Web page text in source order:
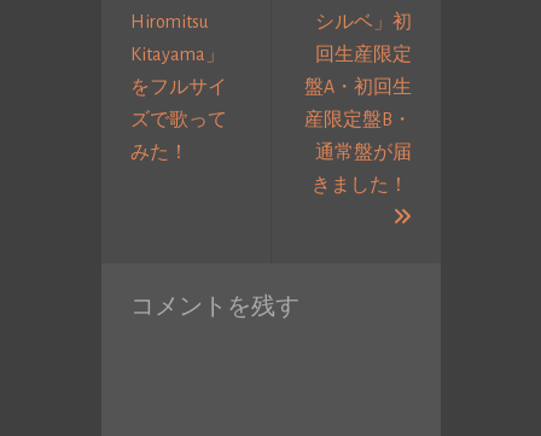
Hiromitsu
Kitayama」
をフルサイ
ズで歌って
みた！
シルベ」初
回生産限定
盤A・初回生
産限定盤B・
通常盤が届
きました！
次
コメントを残す